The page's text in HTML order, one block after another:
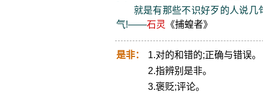
就是有那些不识好歹的人说几
气!——石灵 《捕蝗者》
是非：
1.对的和错的;正确与错误。
2.指辨别是非。
3.褒贬;评论。